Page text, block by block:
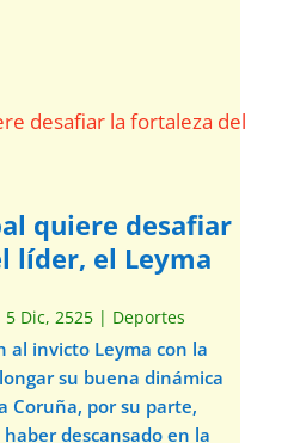
quiere desafiar
líder, el Leyma
5 Dic, 2525| Deportes
al invicto Leyma con la
su buena dinámica
Coruña, por su parte,
descansado en la